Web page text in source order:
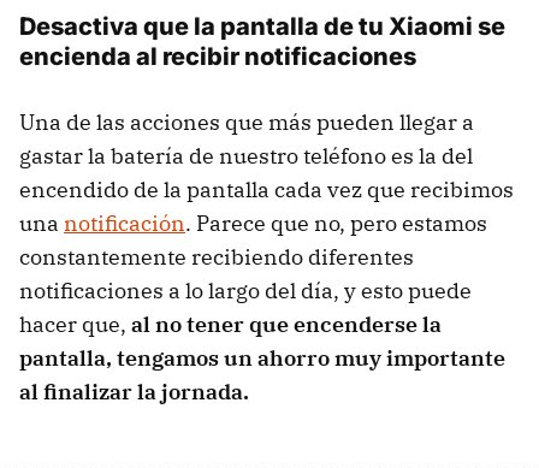
Desactiva que la pantalla de tu Xiaomi se
encienda al recibir notificaciones
Una de las acciones que más pueden llegar a
gastar la batería de nuestro teléfono es la del
encendido de la pantalla cada vez que recibimos
una notificación. Parece que no, pero estamos
constantemente recibiendo diferentes
notificaciones a lo largo del día, y esto puede
hacer que, al no tener que encenderse la
pantalla, tengamos un ahorro muy importante
al finalizar la jornada.